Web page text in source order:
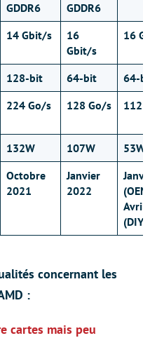
GDDR6
GDDR6
14 Gbit/s
16
Gbit/s
16
128-bit 64-bit
64-
224 Go/s 128 Go/s 112
132W 107W
53W
Octobre
2021
Janvier
2022
Avril
(DIY)
concernant les
:
cartes mais peu